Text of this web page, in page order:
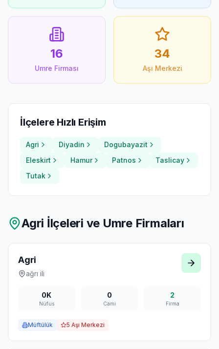
16
Umre Firması
34
Aşı Merkezi
İlçelere Hızlı Erişim
Agri Diyadin
Dogubayazit
Eleskirt
Hamur Patnos
Taslicay
Tutak
Agri İlçeleri ve Umre Firmaları
Agri
ağrı ili
0K
Nüfus
0
Cami
2
Firma
Müftülük 5 Aşı Merkezi